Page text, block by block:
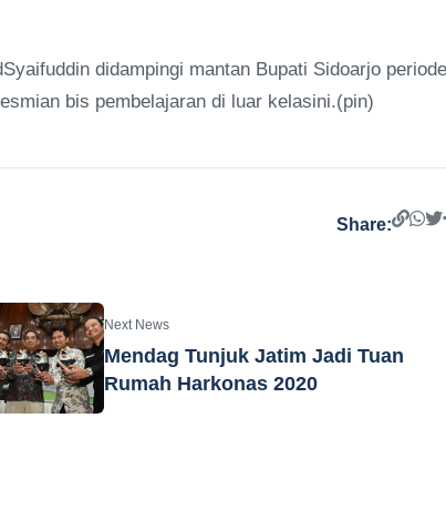
didampingi mantan Bupati Sidoarjo periode
bis pembelajaran di luar kelasini.(pin)
Share:
Next News
Mendag Tunjuk Jatim Jadi Tuan
Rumah Harkonas 2020